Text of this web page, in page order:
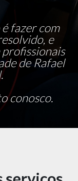
fazer com
e
profissionais
de Rafael
conosco.